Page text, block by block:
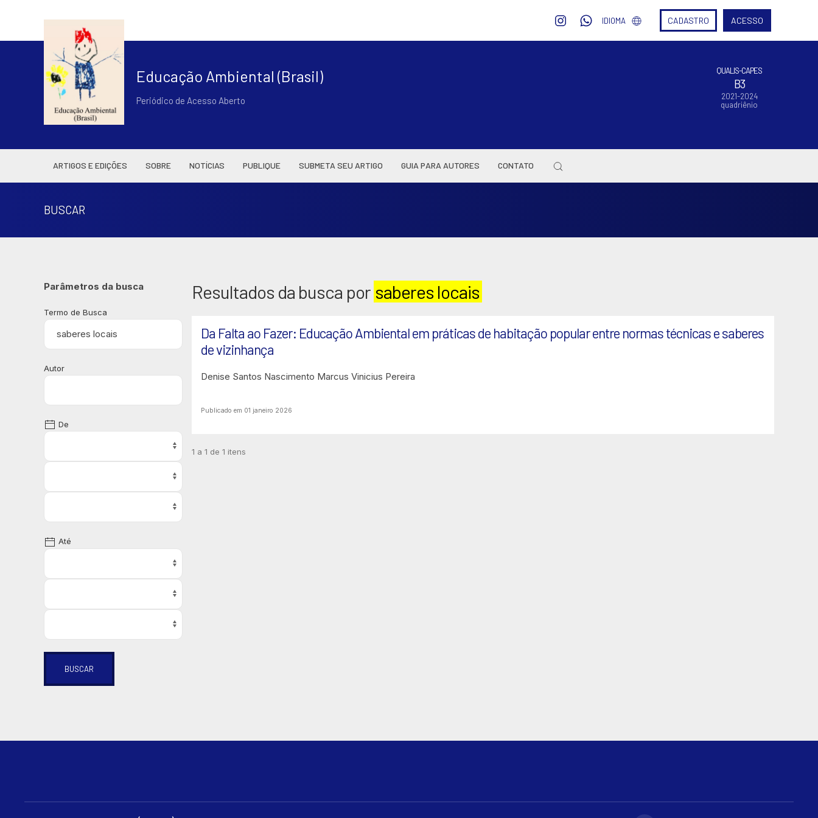
IDIOMA CADASTRO ACESSO
Educação Ambiental (Brasil)
Periódico de Acesso Aberto
QUALIS-CAPES
B3
2021-2024
quadriênio
ARTIGOS E EDIÇÕES SOBRE NOTÍCIAS PUBLIQUE SUBMETA SEU ARTIGO GUIA PARA AUTORES CONTATO
BUSCAR
Parâmetros da busca
Termo de Busca
Autor
De
Até
BUSCAR
Resultados da busca por saberes locais
Da Falta ao Fazer: Educação Ambiental em práticas de habitação popular entre normas técnicas e saberes
de vizinhança
Denise Santos Nascimento Marcus Vinicius Pereira
Publicado em 01 janeiro 2026
1 a 1 de 1 itens